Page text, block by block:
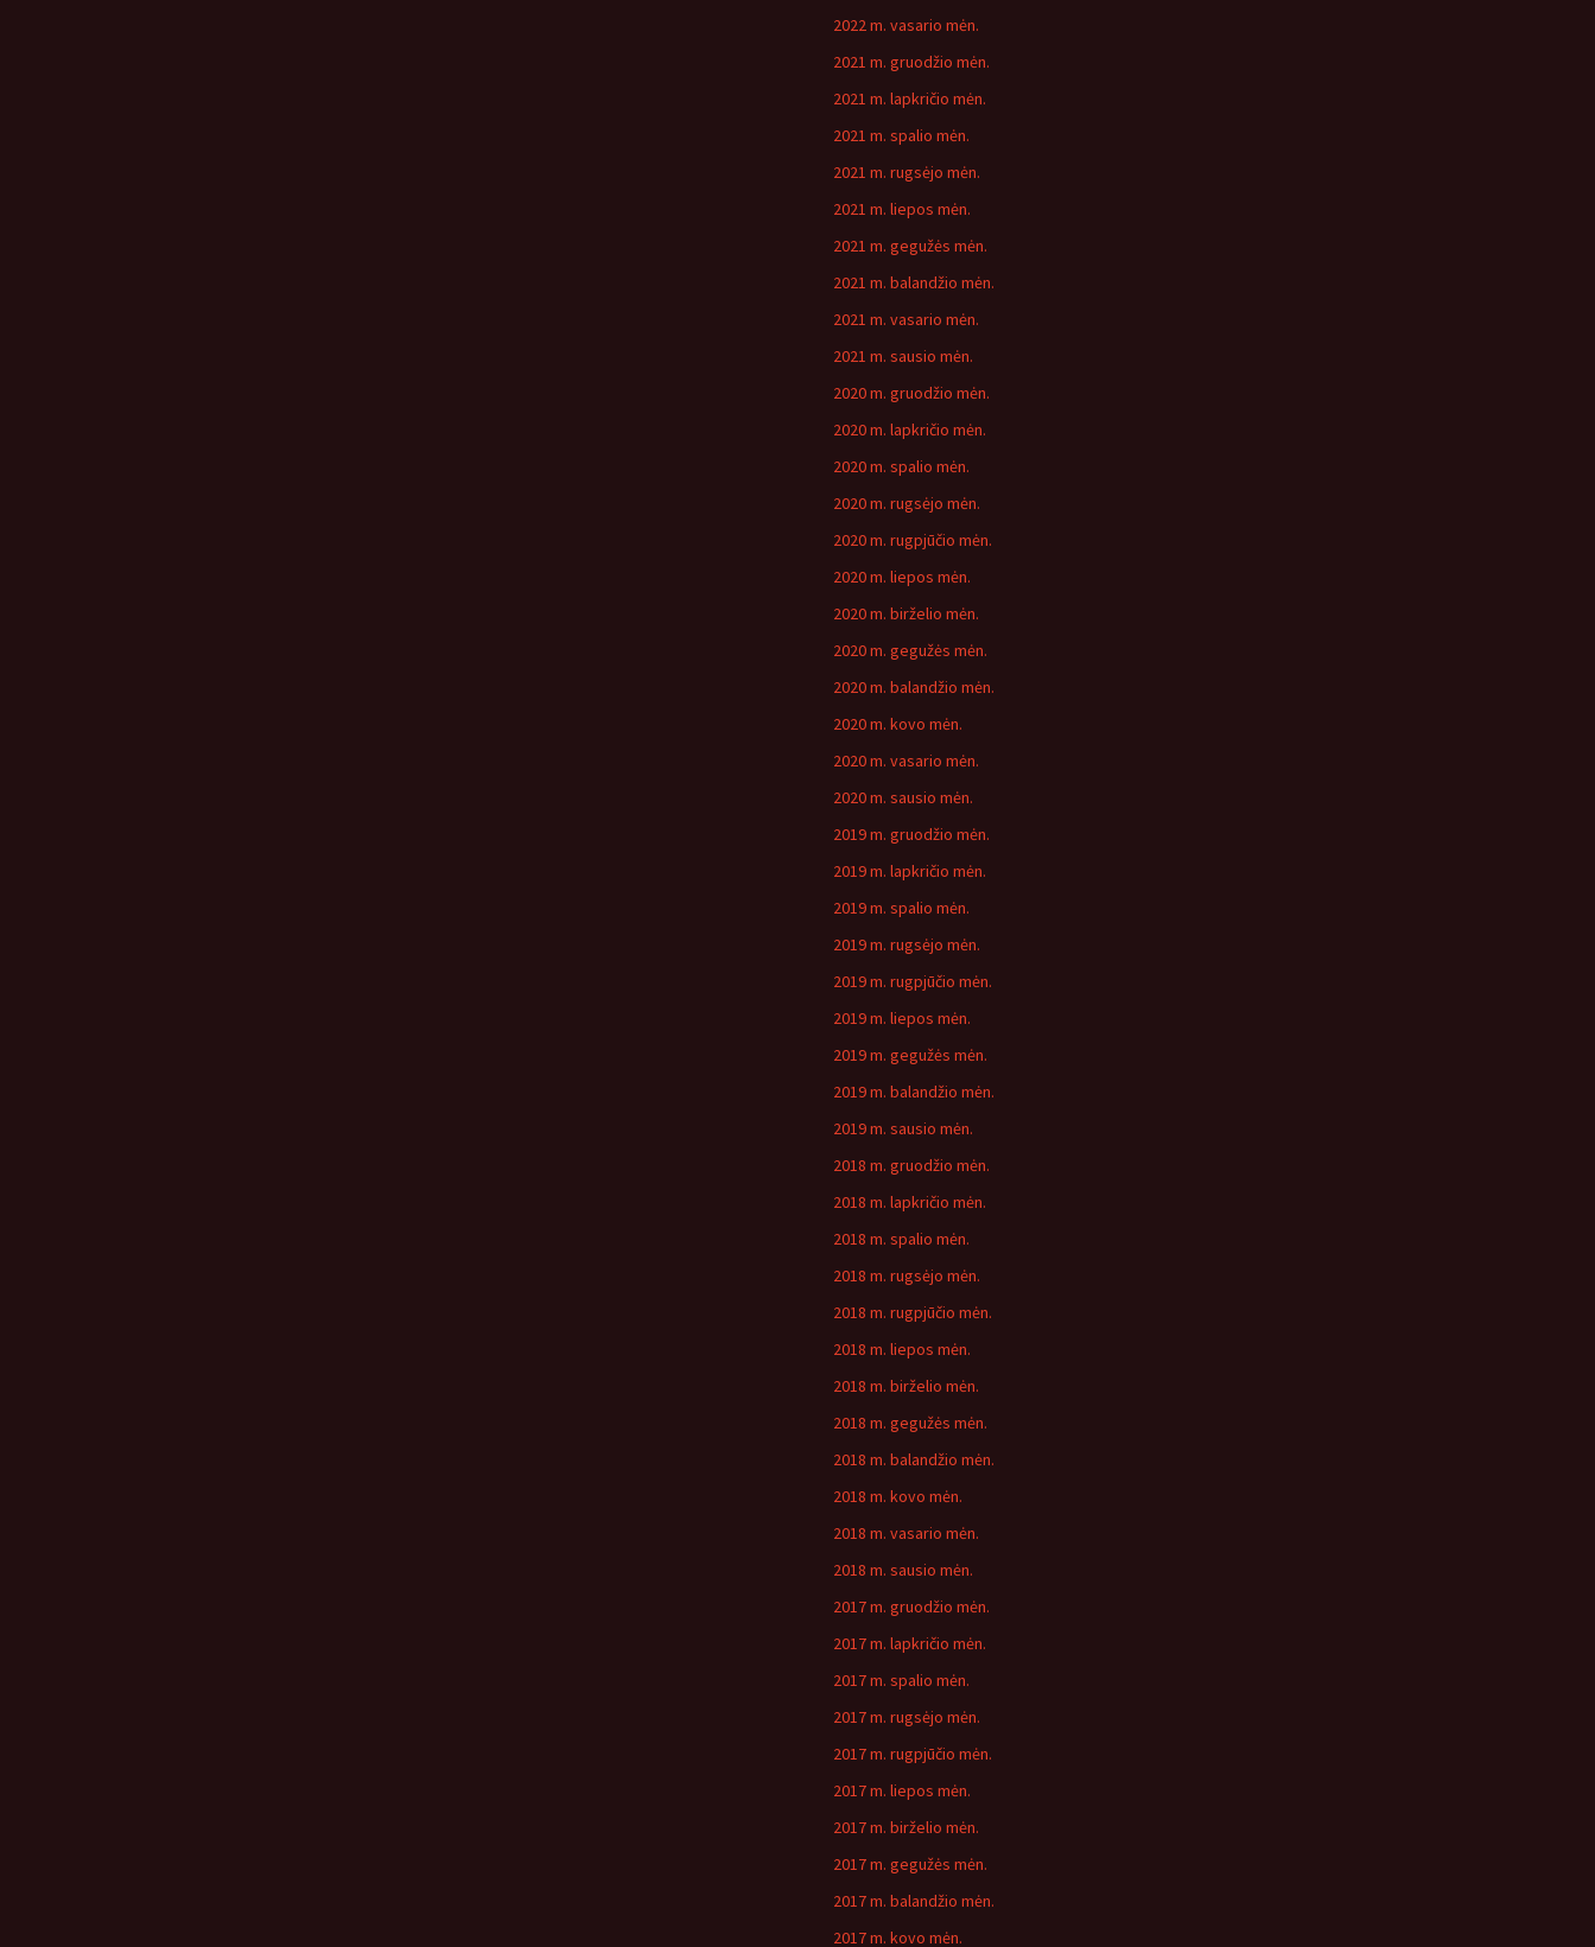
2022 m. vasario mėn.
2021 m. gruodžio mėn.
2021 m. lapkričio mėn.
2021 m. spalio mėn.
2021 m. rugsėjo mėn.
2021 m. liepos mėn.
2021 m. gegužės mėn.
2021 m. balandžio mėn.
2021 m. vasario mėn.
2021 m. sausio mėn.
2020 m. gruodžio mėn.
2020 m. lapkričio mėn.
2020 m. spalio mėn.
2020 m. rugsėjo mėn.
2020 m. rugpjūčio mėn.
2020 m. liepos mėn.
2020 m. birželio mėn.
2020 m. gegužės mėn.
2020 m. balandžio mėn.
2020 m. kovo mėn.
2020 m. vasario mėn.
2020 m. sausio mėn.
2019 m. gruodžio mėn.
2019 m. lapkričio mėn.
2019 m. spalio mėn.
2019 m. rugsėjo mėn.
2019 m. rugpjūčio mėn.
2019 m. liepos mėn.
2019 m. gegužės mėn.
2019 m. balandžio mėn.
2019 m. sausio mėn.
2018 m. gruodžio mėn.
2018 m. lapkričio mėn.
2018 m. spalio mėn.
2018 m. rugsėjo mėn.
2018 m. rugpjūčio mėn.
2018 m. liepos mėn.
2018 m. birželio mėn.
2018 m. gegužės mėn.
2018 m. balandžio mėn.
2018 m. kovo mėn.
2018 m. vasario mėn.
2018 m. sausio mėn.
2017 m. gruodžio mėn.
2017 m. lapkričio mėn.
2017 m. spalio mėn.
2017 m. rugsėjo mėn.
2017 m. rugpjūčio mėn.
2017 m. liepos mėn.
2017 m. birželio mėn.
2017 m. gegužės mėn.
2017 m. balandžio mėn.
2017 m. kovo mėn.